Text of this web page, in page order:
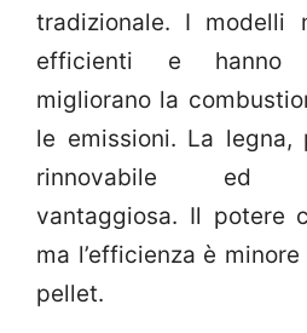
tradizionale. I modelli
efficienti e hanno
migliorano la
le emissioni. La legna,
rinnovabile ed
vantaggiosa. Il potere
ma l’efficienza è
pellet.